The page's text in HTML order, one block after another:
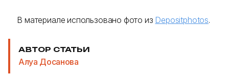
В материале использовано фото из Depositphotos.
АВТОР СТАТЬИ
Алуа Досанова